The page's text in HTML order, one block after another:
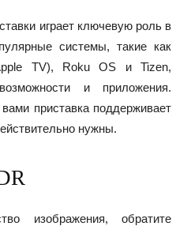
играет ключевую роль в
системы, такие как
TV), Roku OS и Tizen,
и приложения.
приставка поддерживает
нужны.
изображения, обратите